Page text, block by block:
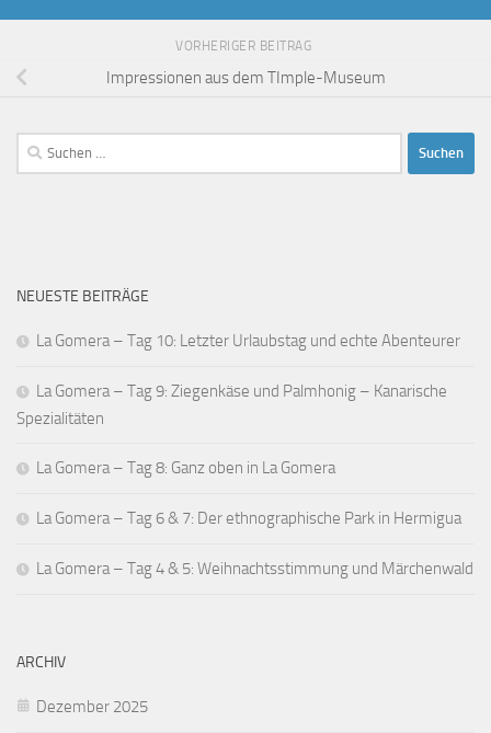
VORHERIGER BEITRAG
Impressionen aus dem TImple-Museum
Suchen
nach:
NEUESTE BEITRÄGE
La Gomera – Tag 10: Letzter Urlaubstag und echte Abenteurer
La Gomera – Tag 9: Ziegenkäse und Palmhonig – Kanarische
Spezialitäten
La Gomera – Tag 8: Ganz oben in La Gomera
La Gomera – Tag 6 & 7: Der ethnographische Park in Hermigua
La Gomera – Tag 4 & 5: Weihnachtsstimmung und Märchenwald
ARCHIV
Dezember 2025